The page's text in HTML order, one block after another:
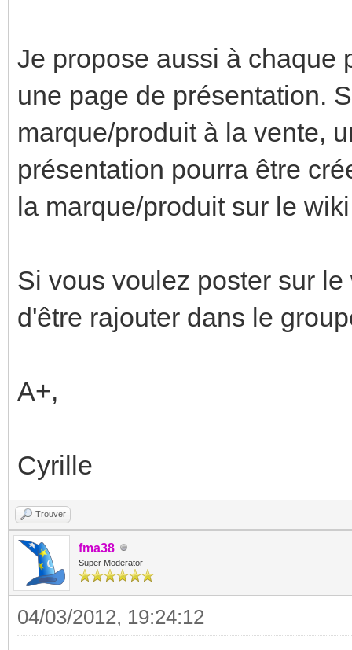
Je propose aussi à chaque
une page de présentation.
marque/produit à la vente,
présentation pourra être
la marque/produit sur le
Si vous voulez poster sur
d'être rajouter dans le
A+,
Cyrille
Trouver
fma38
Super Moderator
04/03/2012, 19:24:12